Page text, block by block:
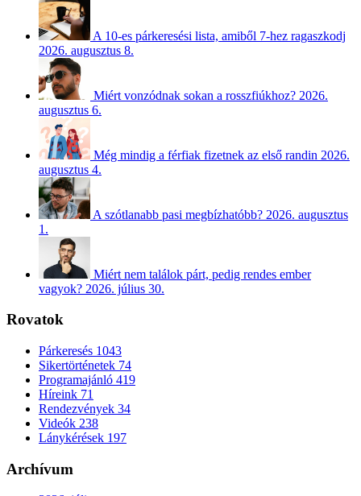
A 10-es párkeresési lista, amiből 7-hez ragaszkodj
2026. augusztus 8.
Miért vonzódnak sokan a rosszfiúkhoz? 2026.
augusztus 6.
Még mindig a férfiak fizetnek az első randin 2026.
augusztus 4.
A szótlanabb pasi megbízhatóbb? 2026. augusztus
1.
Miért nem találok párt, pedig rendes ember
vagyok? 2026. július 30.
Rovatok
Párkeresés 1043
Sikertörténetek 74
Programajánló 419
Híreink 71
Rendezvények 34
Videók 238
Lánykérések 197
Archívum